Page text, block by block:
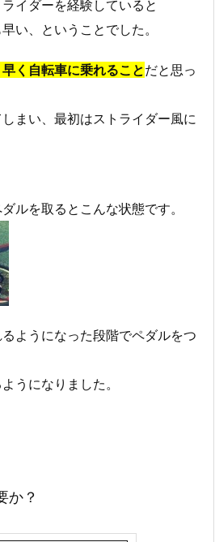
イダーを経験していると
い、ということでした。
く自転車に乗れることだと思っ
まい、最初はストライダー風に
ルを取るとこんな状態です。
ようになった段階でペダルをつ
うになりました。
か？